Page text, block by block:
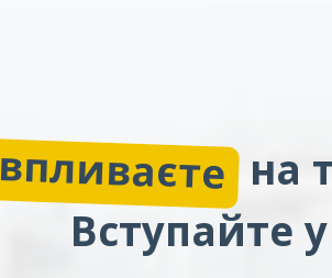
впливаєте на
Вступайте